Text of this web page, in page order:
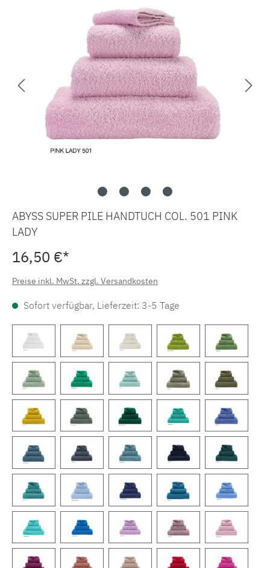
ABYSS SUPER PILE HANDTUCH COL. 501 PINK
LADY
16,50 €*
Preise inkl. MwSt. zzgl. Versandkosten
Sofort verfügbar, Lieferzeit: 3-5 Tage